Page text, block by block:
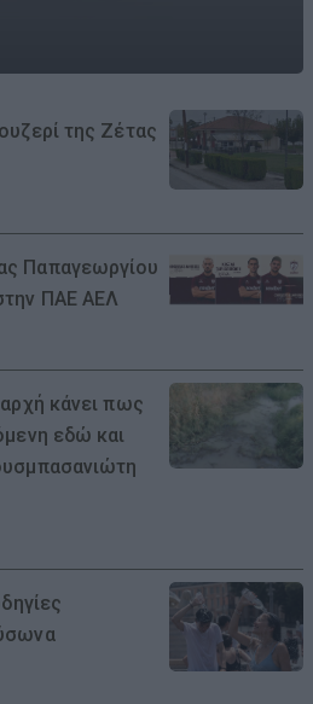
της Ζέτας
Παπαγεωργίου
ΠΑΕ ΑΕΛ
κάνει πως
εδώ και